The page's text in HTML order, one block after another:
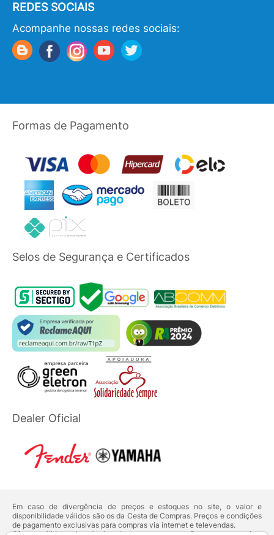
REDES SOCIAIS
Acompanhe nossas redes sociais:
Formas de Pagamento
Selos de Segurança e Certificados
Dealer Oficial
Em caso de divergência de preços e estoques no site, o valor e
disponibilidade válidos são os da Cesta de Compras. Preços e condições
de pagamento exclusivas para compras via internet e televendas.